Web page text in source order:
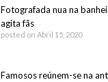
Fotografada nua na
agita fãs
posted on Abril 15, 2020
Famosos reúnem-se na